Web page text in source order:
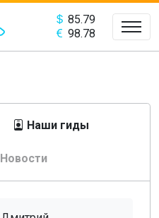
85.79
98.78
Наши гиды
Новости